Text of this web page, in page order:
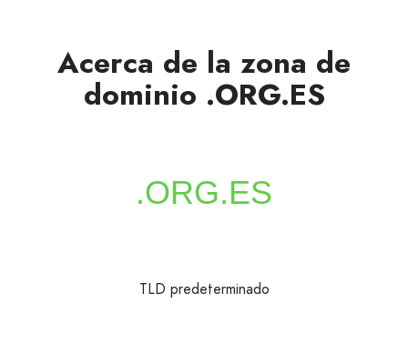
Acerca de la zona de
dominio .ORG.ES
TLD predeterminado